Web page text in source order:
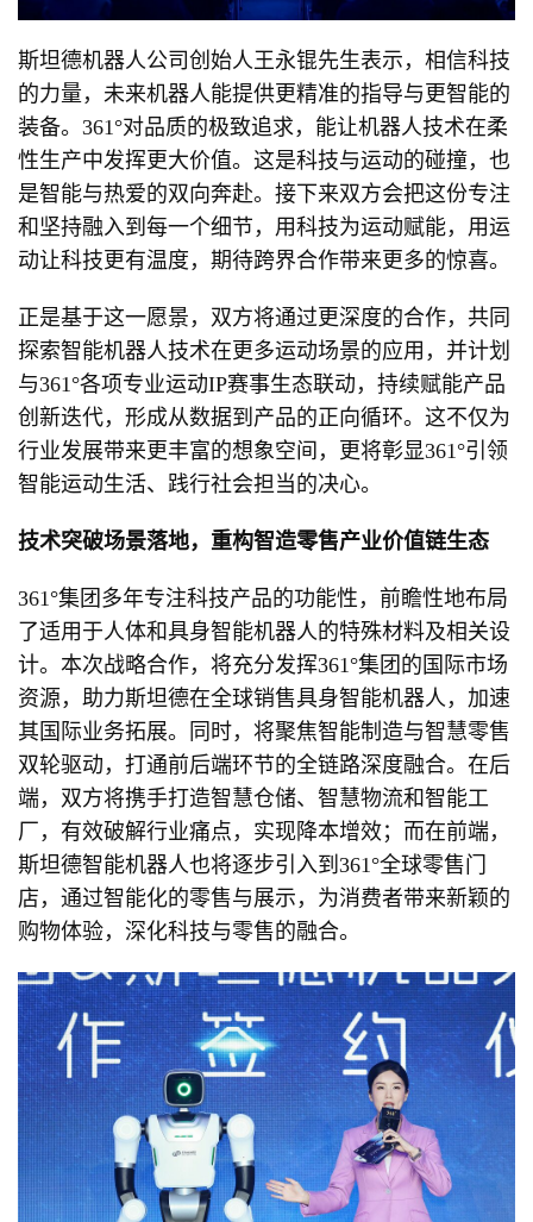
斯坦德机器人公司创始人王永锟先生表示，相信科技
的力量，未来机器人能提供更精准的指导与更智能的
装备。361°对品质的极致追求，能让机器人技术在柔
性生产中发挥更大价值。这是科技与运动的碰撞，也
是智能与热爱的双向奔赴。接下来双方会把这份专注
和坚持融入到每一个细节，用科技为运动赋能，用运
动让科技更有温度，期待跨界合作带来更多的惊喜。
正是基于这一愿景，双方将通过更深度的合作，共同
探索智能机器人技术在更多运动场景的应用，并计划
与361°各项专业运动IP赛事生态联动，持续赋能产品
创新迭代，形成从数据到产品的正向循环。这不仅为
行业发展带来更丰富的想象空间，更将彰显361°引领
智能运动生活、践行社会担当的决心。
技术突破场景落地，重构智造零售产业价值链生态
361°集团多年专注科技产品的功能性，前瞻性地布局
了适用于人体和具身智能机器人的特殊材料及相关设
计。本次战略合作，将充分发挥361°集团的国际市场
资源，助力斯坦德在全球销售具身智能机器人，加速
其国际业务拓展。同时，将聚焦智能制造与智慧零售
双轮驱动，打通前后端环节的全链路深度融合。在后
端，双方将携手打造智慧仓储、智慧物流和智能工
厂，有效破解行业痛点，实现降本增效；而在前端，
斯坦德智能机器人也将逐步引入到361°全球零售门
店，通过智能化的零售与展示，为消费者带来新颖的
购物体验，深化科技与零售的融合。